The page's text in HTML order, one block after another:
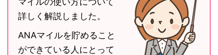
詳しく解説しました。
ANAマイルを貯めること
ができている人にとって